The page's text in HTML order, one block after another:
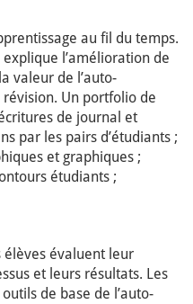
au fil du temps.
l’amélioration de
valeur de l’auto-
Un portfolio de
de journal et
par les pairs d’étudiants ;
et graphiques ;
étudiants ;
élèves évaluent leur
et leurs résultats. Les
de base de l’auto-